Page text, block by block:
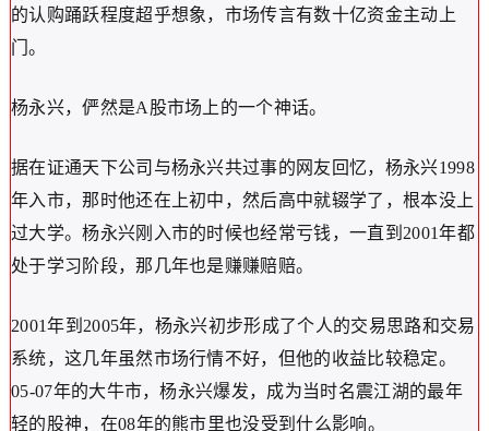
的认购踊跃程度超乎想象，市场传言有数十亿资金主动上
门。
杨永兴，俨然是A股市场上的一个神话。
据在证通天下公司与杨永兴共过事的网友回忆，杨永兴1998
年入市，那时他还在上初中，然后高中就辍学了，根本没上
过大学。杨永兴刚入市的时候也经常亏钱，一直到2001年都
处于学习阶段，那几年也是赚赚赔赔。
2001年到2005年，杨永兴初步形成了个人的交易思路和交易
系统，这几年虽然市场行情不好，但他的收益比较稳定。
05-07年的大牛市，杨永兴爆发，成为当时名震江湖的最年
轻的股神，在08年的熊市里也没受到什么影响。